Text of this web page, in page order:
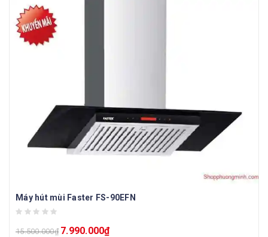
Máy hút mùi Faster FS-90EFN
15.500.000₫ 7.990.000₫